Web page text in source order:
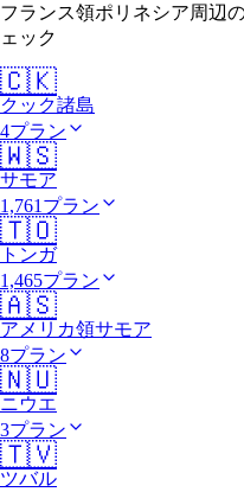
フランス領ポリネシア周辺
ェック
🇨🇰
クック諸島
4プラン
🇼🇸
サモア
1,761プラン
🇹🇴
トンガ
1,465プラン
🇦🇸
アメリカ領サモア
8プラン
🇳🇺
ニウエ
3プラン
🇹🇻
ツバル